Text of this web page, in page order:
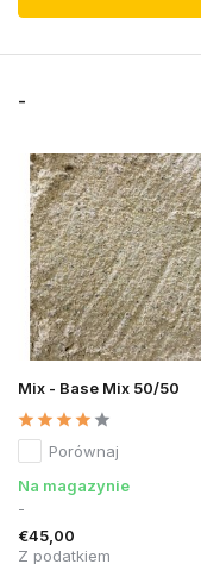
-
Mix - Base Mix 50/50
Porównaj
Na magazynie
-
€45,00
Z podatkiem